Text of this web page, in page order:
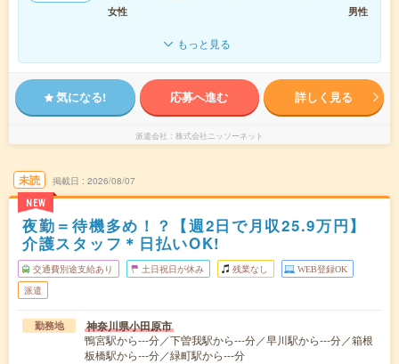
女性
男性
もっと見る
気になる! 応募へ進む 詳しく見る
派遣会社 株式会社ニッソーネット
未読
NEW
掲載日 2026/08/07
夜勤＝待機多め！？【週2日で月収25.9万円】
介護スタッフ＊日払いOK!
交通費別途支給あり 土日祝日が休み 残業なし WEB登録OK
派遣
勤務地 神奈川県小田原市
鴨宮駅から---分／下曽我駅から---分／早川駅から---分／箱根
板橋駅から---分／緑町駅から---分